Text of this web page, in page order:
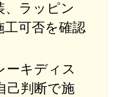
、ラッピン
工可否を確認
ーキディス
己判断で施